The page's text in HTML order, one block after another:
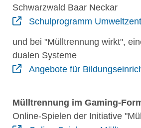
Schwarzwald Baar Neckar
Schulprogramm
und bei "Mülltrennung wirkt",
dualen Systeme
Angebote für
Mülltrennung im Gaming-
Online-Spielen der Initiative